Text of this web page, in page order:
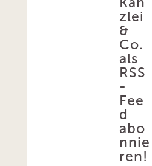
zlei
&
Co.
als
RSS
-
Fee
d
abo
nnie
ren!